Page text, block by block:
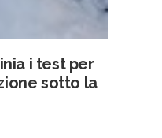
i test per
sotto la